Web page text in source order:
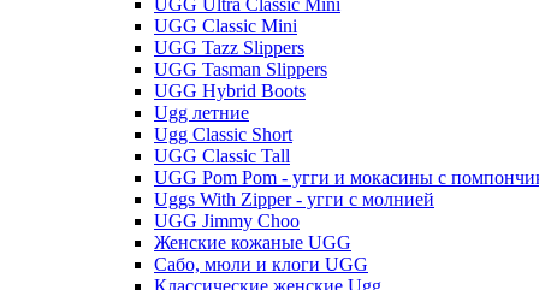
UGG Ultra Classic Mini
UGG Classic Mini
UGG Tazz Slippers
UGG Tasman Slippers
UGG Hybrid Boots
Ugg летние
Ugg Classic Short
UGG Classic Tall
UGG Pom Pom - угги и мокасины с
Uggs With Zipper - угги с молнией
UGG Jimmy Choo
Женские кожаные UGG
Сабо, мюли и клоги UGG